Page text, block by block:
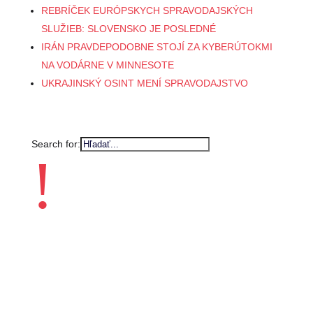
REBRÍČEK EURÓPSKYCH SPRAVODAJSKÝCH
SLUŽIEB: SLOVENSKO JE POSLEDNÉ
IRÁN PRAVDEPODOBNE STOJÍ ZA KYBERÚTOKMI
NA VODÁRNE V MINNESOTE
UKRAJINSKÝ OSINT MENÍ SPRAVODAJSTVO
Search for:
!